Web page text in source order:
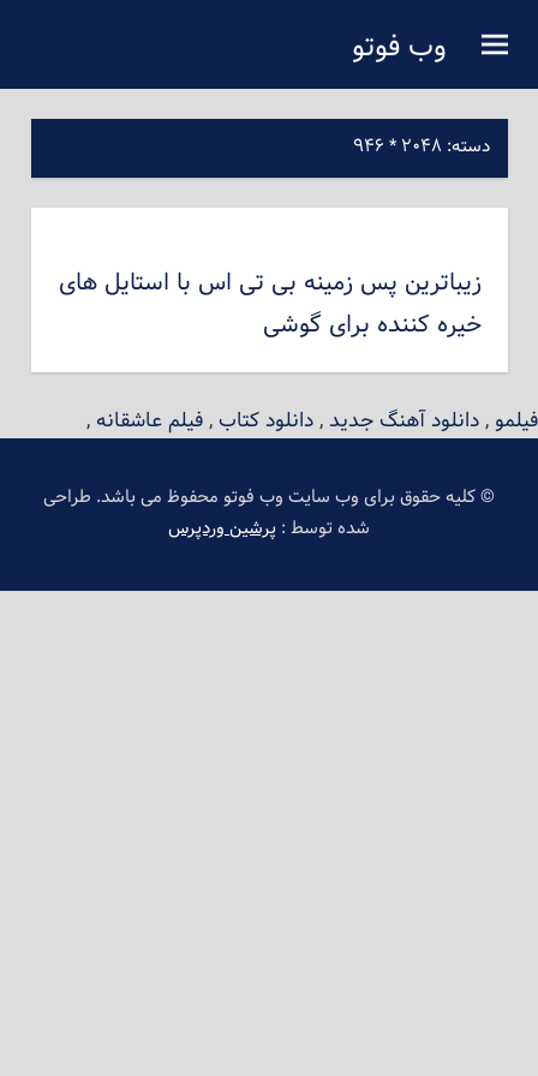
محتوای
اصلی
وب فوتو
دسته:۲۰۴۸ * ۹۴۶
زیباترین پس زمینه بی تی اس با استایل های
خیره کننده برای گوشی
فیلمو ,دانلود آهنگ جدید ,دانلود کتاب,فیلم عاشقانه ,
© کلیه حقوق برای وب سایت وب فوتو محفوظ می باشد. طراحی
شده توسط : پرشین وردپرس